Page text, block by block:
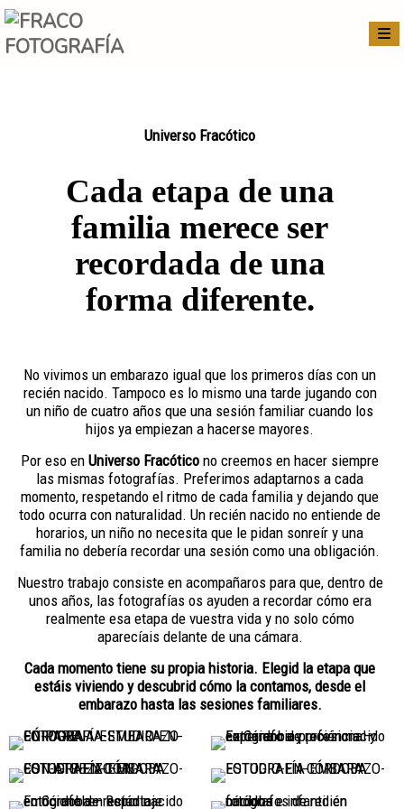
Universo Fracótico
Cada etapa de una
familia merece ser
recordada de una
forma diferente.
No vivimos un embarazo igual que los primeros días con un
recién nacido. Tampoco es lo mismo una tarde jugando con
un niño de cuatro años que una sesión familiar cuando los
hijos ya empiezan a hacerse mayores.
Por eso en Universo Fracótico no creemos en hacer siempre
las mismas fotografías. Preferimos adaptarnos a cada
momento, respetando el ritmo de cada familia y dejando que
todo ocurra con naturalidad. Un recién nacido no entiende de
horarios, un niño no necesita que le pidan sonreír y una
familia no debería recordar una sesión como una obligación.
Nuestro trabajo consiste en acompañaros para que, dentro de
unos años, las fotografías os ayuden a recordar cómo era
realmente esa etapa de vuestra vida y no solo cómo
aparecíais delante de una cámara.
Cada momento tiene su propia historia. Elegid la etapa que
estáis viviendo y descubrid cómo la contamos, desde el
embarazo hasta las sesiones familiares.